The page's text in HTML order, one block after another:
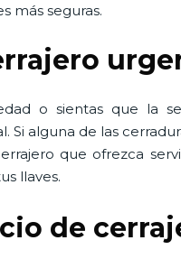
más seguras.
o sientas que la
alguna de las
que ofrezca
llaves.
de